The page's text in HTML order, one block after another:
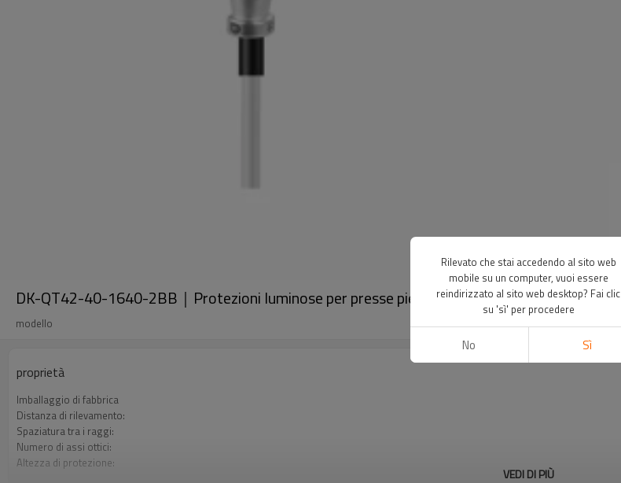
DK-QT42-40-1640-2BB｜Protezioni luminose per presse piegatrici｜DADISICK
modello
proprietà
Imballaggio di fabbrica
Distanza di rilevamento:
Spaziatura tra i raggi:
Numero di assi ottici:
Altezza di protezione:
VEDI DI PIÙ
Rilevato che stai accedendo al sito web
mobile su un computer, vuoi essere
reindirizzato al sito web desktop? Fai clic
su 'sì' per procedere
No Sì